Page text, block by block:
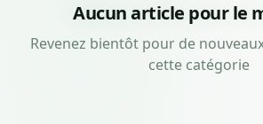
Aucun article pour le
Revenez bientôt pour de
cette catégorie